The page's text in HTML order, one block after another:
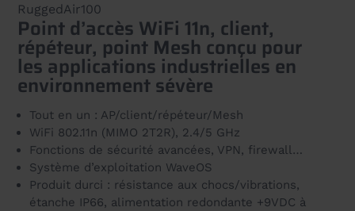
RuggedAir100
Point d’accès WiFi 11n, client,
répéteur, point Mesh conçu pour
les applications industrielles en
environnement sévère
Tout en un : AP/client/répéteur/Mesh
WiFi 802.11n (MIMO 2T2R), 2.4/5 GHz
Fonctions de sécurité avancées, VPN, firewall…
Système d’exploitation WaveOS
Produit durci : résistance aux chocs/vibrations,
étanche IP66, alimentation redondante +9VDC à